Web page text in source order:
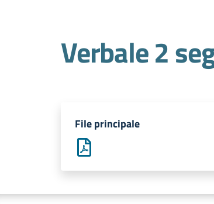
Verbale 2
File principale